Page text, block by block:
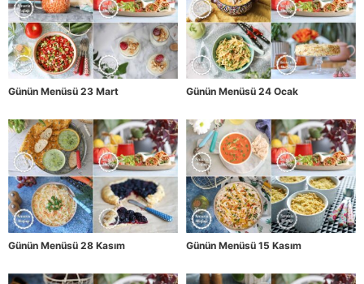
Günün Menüsü 23 Mart Günün Menüsü 24 Ocak
Günün Menüsü 28 Kasım Günün Menüsü 15 Kasım